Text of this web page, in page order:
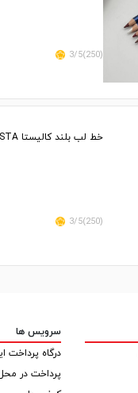
(250)3/5
خط لب بلند کالیستا CALISTA
(250)3/5
سرویس ها
درگاه پرداخت
پرداخت در